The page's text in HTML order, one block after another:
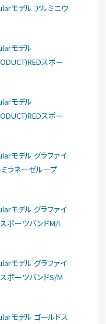
モデル アルミニウ
モデル
スポー
モデル
スポー
モデル グラファイ
ラネーゼループ
モデル グラファイ
ポーツバンドM/L
モデル グラファイ
ポーツバンドS/M
モデル ゴールドス